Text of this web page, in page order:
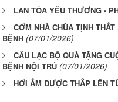
LAN TỎA YÊU THƯƠNG -
CƠM NHÀ CHÙA TỊNH
BỆNH (07/01/2026)
CÂU LẠC BỘ QUÀ TẶNG
BỆNH NỘI TRÚ (07/01/2026)
HƠI ẤM ĐƯỢC THẮP LÊN